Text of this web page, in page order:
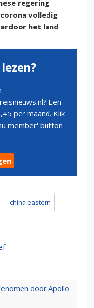
regering
volledig
het land
Een
per maand. Klik
member' button
china eastern
door Apollo,